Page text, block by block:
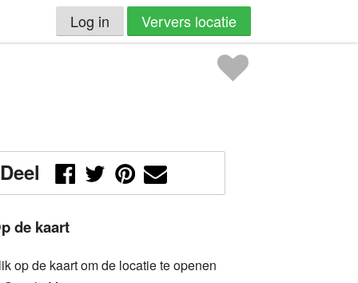
Log in Ververs locatie
Deel
de kaart
op de kaart om de locatie te openen